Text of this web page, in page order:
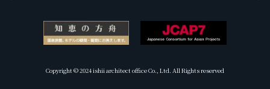
Copyright © 2024 ishii architect office Co., Ltd. All Rights reserved